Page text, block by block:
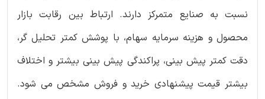
نسبت به صنایع متمرکز دارند. ارتباط بین رقابت بازار
محصول و هزینه سرمایه سهام، با پوشش کمتر تحلیل گر،
دقت کمتر پیش بینی، پراکندگی پیش بینی بیشتر و اختلاف
بیشتر قیمت پیشنهادی خرید و فروش مشخص می شود.